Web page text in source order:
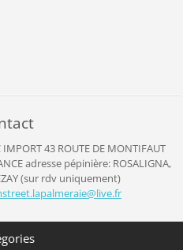
IMPORT43 ROUTE DE MONTIFAUT
adresse pépinière: ROSALIGNA,
(sur rdv uniquement)
et.lapalmeraie@live.fr